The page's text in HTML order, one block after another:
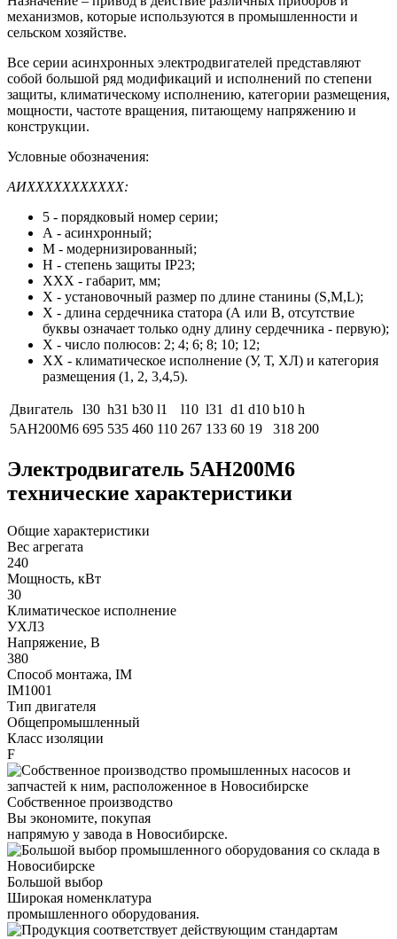
механизмов, которые используются в промышленности и
сельском хозяйстве.
Все серии асинхронных электродвигателей представляют
собой большой ряд модификаций и исполнений по степени
защиты, климатическому исполнению, категории размещения,
мощности, частоте вращения, питающему напряжению и
конструкции.
Условные обозначения:
АИХХХХХХХХХХХ:
5 - порядковый номер серии;
А - асинхронный;
М - модернизированный;
Н - степень защиты IP23;
XXX - габарит, мм;
X - установочный размер по длине станины (S,M,L);
X - длина сердечника статора (А или В, отсутствие
буквы означает только одну длину сердечника - первую);
X - число полюсов: 2; 4; 6; 8; 10; 12;
XX - климатическое исполнение (У, Т, ХЛ) и категория
размещения (1, 2, 3,4,5).
Двигатель l30 h31 b30 l1 l10 l31 d1 d10 b10 h
5АН200М6 695 535 460 110 267 133 60 19 318 200
Электродвигатель 5АН200М6
технические характеристики
Общие характеристики
Вес агрегата
240
Мощность, кВт
30
Климатическое исполнение
УХЛ3
Напряжение, В
380
Способ монтажа, IM
IM1001
Тип двигателя
Общепромышленный
Класс изоляции
F
Собственное производство
Вы экономите, покупая
напрямую у завода в Новосибирске.
Большой выбор
Широкая номенклатура
промышленного оборудования.